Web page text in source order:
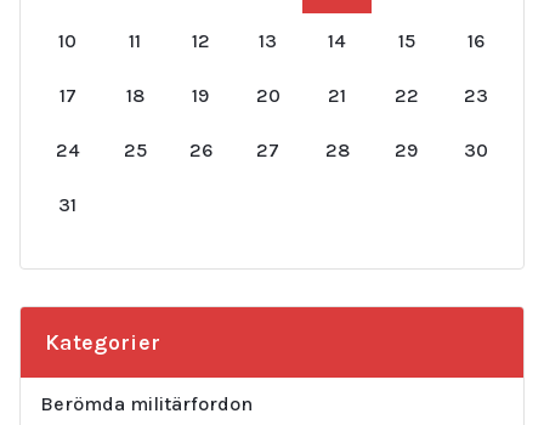
10 11 12 13 14 15 16
17 18 19 20 21 22 23
24 25 26 27 28 29 30
31
Kategorier
Berömda militärfordon